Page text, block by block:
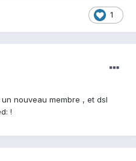
1
nouveau membre , et dsl
!